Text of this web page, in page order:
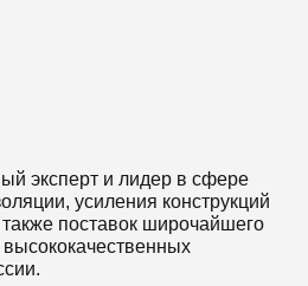
эксперт и лидер в сфере
усиления конструкций
поставок широчайшего